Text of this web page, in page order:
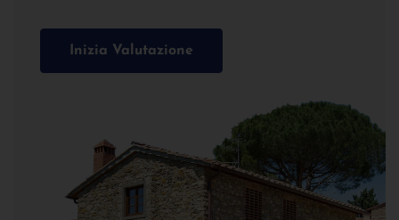
Inizia Valutazione